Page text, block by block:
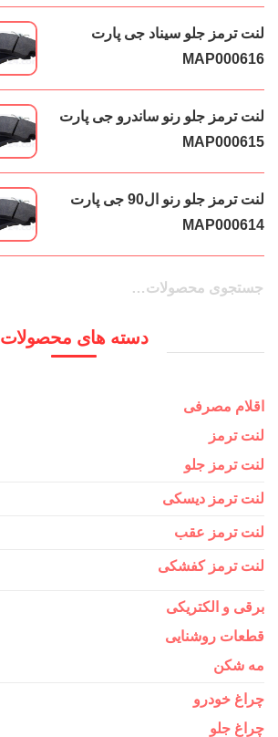
لنت ترمز جلو سیناد جی پارت
MAP000616
لنت ترمز جلو رنو ساندرو جی پارت
MAP000615
لنت ترمز جلو رنو ال90 جی پارت
MAP000614
جستجو
جستجو
دسته های محصولات
اقلام مصرفی
لنت ترمز
لنت ترمز جلو
لنت ترمز دیسکی
لنت ترمز عقب
لنت ترمز کفشکی
برقی و الکتریکی
قطعات روشنایی
مه شکن
چراغ خودرو
چراغ جلو